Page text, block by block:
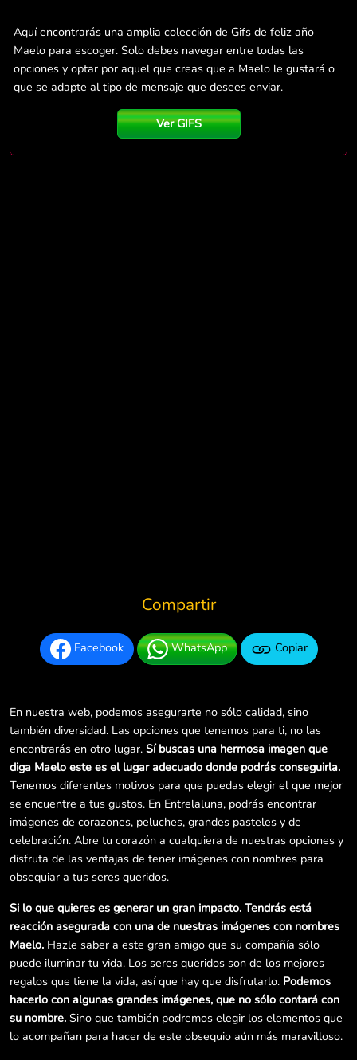
Aquí encontrarás una amplia colección de Gifs de feliz año
Maelo para escoger. Solo debes navegar entre todas las
opciones y optar por aquel que creas que a Maelo le gustará o
que se adapte al tipo de mensaje que desees enviar.
Ver GIFS
Compartir
Facebook WhatsApp Copiar
En nuestra web, podemos asegurarte no sólo calidad, sino
también diversidad. Las opciones que tenemos para ti, no las
encontrarás en otro lugar. Sí buscas una hermosa imagen que
diga Maelo este es el lugar adecuado donde podrás conseguirla.
Tenemos diferentes motivos para que puedas elegir el que mejor
se encuentre a tus gustos. En Entrelaluna, podrás encontrar
imágenes de corazones, peluches, grandes pasteles y de
celebración. Abre tu corazón a cualquiera de nuestras opciones y
disfruta de las ventajas de tener imágenes con nombres para
obsequiar a tus seres queridos.
Si lo que quieres es generar un gran impacto. Tendrás está
reacción asegurada con una de nuestras imágenes con nombres
Maelo. Hazle saber a este gran amigo que su compañía sólo
puede iluminar tu vida. Los seres queridos son de los mejores
regalos que tiene la vida, así que hay que disfrutarlo. Podemos
hacerlo con algunas grandes imágenes, que no sólo contará con
su nombre. Sino que también podremos elegir los elementos que
lo acompañan para hacer de este obsequio aún más maravilloso.